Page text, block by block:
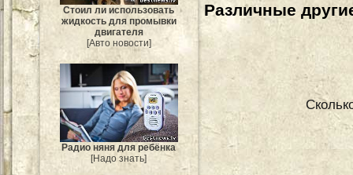
Стоил ли использовать
жидкость для промывки
двигателя
[Авто новости]
Радио няня для ребёнка
[Надо знать]
Различные